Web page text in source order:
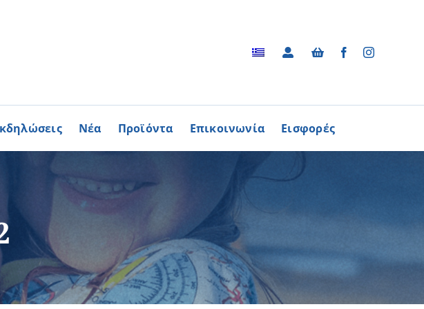
Συμμαχία Σπάνιων Παθήσεων
Συντονιστικό Συμβούλιο Εθελοντισμού
Συνδέσμων Ασθενών Κύπρου
Ελλάδος
Φωτογραφικό Αρχείο
Βίντεο
Ραδιοφωνικές Διαφημίσεις
Διαφημίσεις / Φυλλάδια
Τα Τραγούδια
ΓΙΝΟΜΑΙ
ΕΘΕΛΟΝΤΗΣ
Περισσότερα
ΑΓΟΡΑΖΩ
ΠΡΟΙΟΝΤΑ
Περισσότερα
Νέα Προϊόντα Επικοινωνία Εισφορές